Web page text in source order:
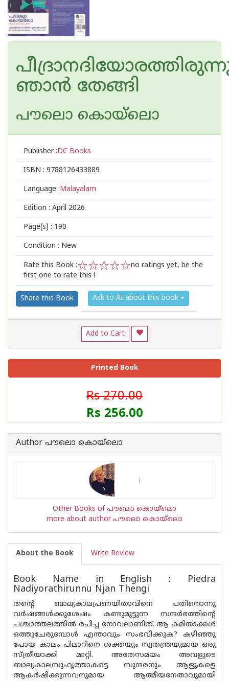
ഞാൻ തേങ്ങി
പൗലൊ കൊയ്ലൊ
Publisher :DC Books
ISBN : 9788126433889
Language :Malayalam
Edition : April 2026
Page(s) : 190
Condition : New
Rate this Book :
2
1
no ratings yet, be the
first one to rate this !
Share this Book Ask to AI about this book
Add to Cart
Printed Book
Rs 270.00
Rs 256.00
Author പൗലൊ കൊയ്ലൊ
Other Books of പൗലൊ കൊയ്ലൊ
more about author പൗലൊ കൊയ്ലൊ
About the Book Write Review
Book Name in English : Piedra
Nadiyorathirunnu Njan Thengi
തന്റെ ബാല്യകാലപ്രണയിതാവിനെ പതിനൊന്നു
വർഷങ്ങൾക്കുശേഷം കണ്ടുമുട്ടുന്ന സന്ദർഭത്തിൻ്റെ
പശ്ചാത്തലത്തിൽ രചിച്ച നോവലാണിത്. ആ കമിതാക്കൾ
ഒത്തുചേരുമ്പോൾ എന്താവും സംഭവിക്കുക? കഴിഞ്ഞു
പോയ കാലം പിലാറിനെ ശക്തയും സ്വതന്ത്രയുമായ ഒരു
സ്ത്രീയാക്കി മാറ്റി. അതേസമയം അവളുടെ
ബാല്യകാലസുഹൃത്താകട്ടെ സുന്ദരനും ആളുകളെ
ആകർഷിക്കുന്നവനുമായ ആത്മീയനേതാവുമായി